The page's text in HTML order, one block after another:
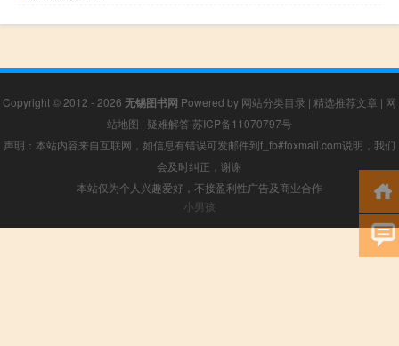
Copyright © 2012 - 2026 无锡图书网 Powered by 网站分类目录 | 精选推荐文章 | 网
站地图 | 疑难解答 苏ICP备11070797号
声明：本站内容来自互联网，如信息有错误可发邮件到f_fb#foxmail.com说明，我们
会及时纠正，谢谢
本站仅为个人兴趣爱好，不接盈利性广告及商业合作
小男孩